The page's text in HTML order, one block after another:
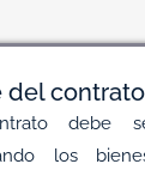
del
debe
los